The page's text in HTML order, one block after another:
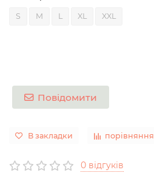
S M L XL XXL
Повідомити
В закладки порівняння
0 відгуків